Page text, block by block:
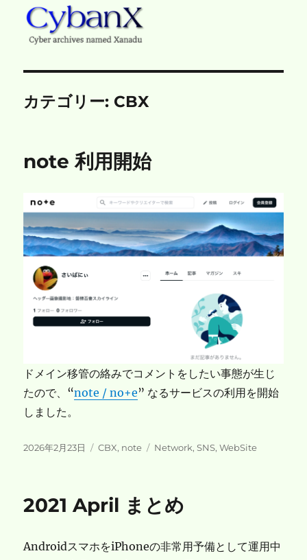
CybanX
カテゴリー: CBX
note 利用開始
ドメイン移管の絡みでコメントをしたい事態が生じ
たので、“note / no+e” なるサービスの利用を開始
しました。
投
2026年2月23日
カ
ー
CBX, note
タ
Network,SNS,WebSite
2021 April まとめ
AndroidスマホをiPhoneの非常用予備として運用中